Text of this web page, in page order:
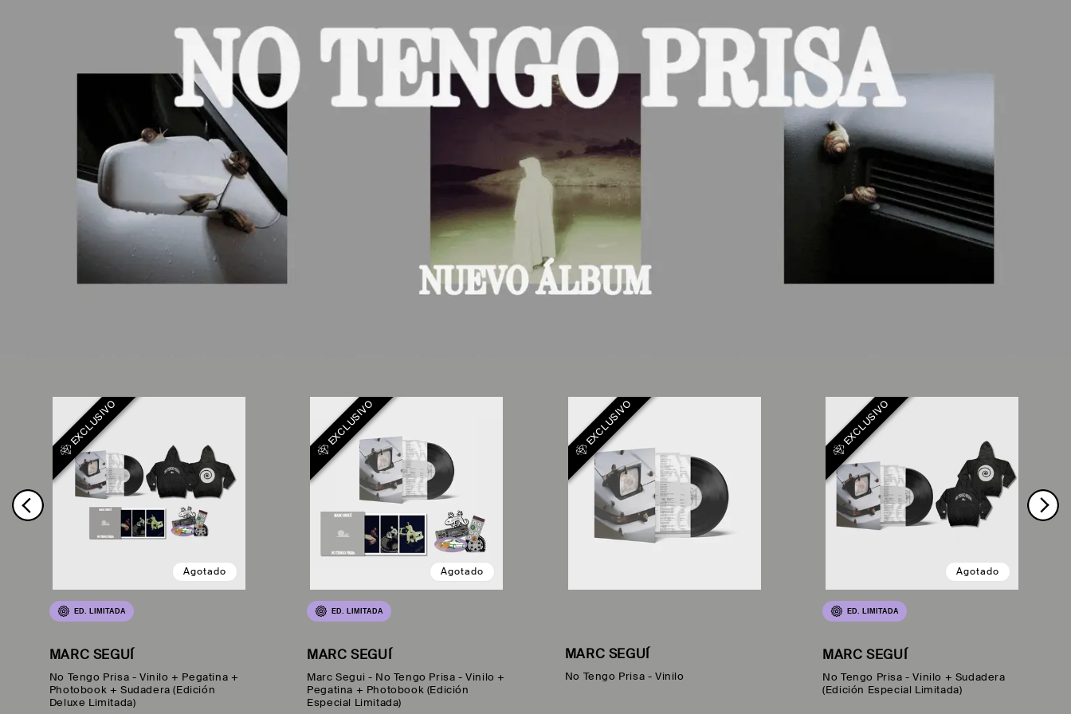
EXCLUSIVO
Agotado
ED. LIMITADA
MARC SEGUÍ
No Tengo Prisa - Vinilo + Pegatina +
Photobook + Sudadera (Edición
Deluxe Limitada)
EXCLUSIVO
Agotado
ED. LIMITADA
MARC SEGUÍ
Marc Segui - No Tengo Prisa - Vinilo +
Pegatina + Photobook (Edición
Especial Limitada)
EXCLUSIVO
MARC SEGUÍ
No Tengo Prisa - Vinilo
EXCLUSIVO
Agotado
ED. LIMITADA
MARC SEGUÍ
No Tengo Prisa - Vinilo + Sudadera
(Edición Especial Limitada)